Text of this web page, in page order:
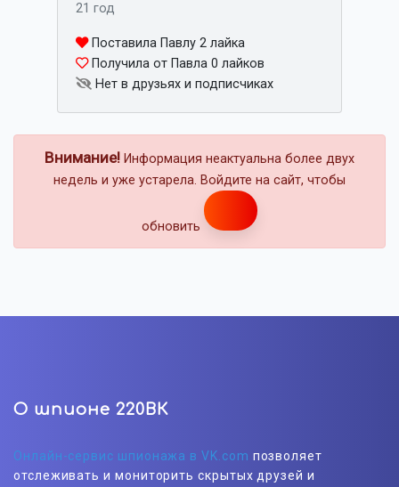
21 год
Поставила Павлу 2 лайка
Получила от Павла 0 лайков
Нет в друзьях и подписчиках
Внимание! Информация неактуальна более двух
недель и уже устарела. Войдите на сайт, чтобы
обновить
О шпионе 220ВК
Онлайн-сервис шпионажа в VK.com позволяет
отслеживать и мониторить скрытых друзей и